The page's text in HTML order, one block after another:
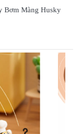
Bơm Màng Husky